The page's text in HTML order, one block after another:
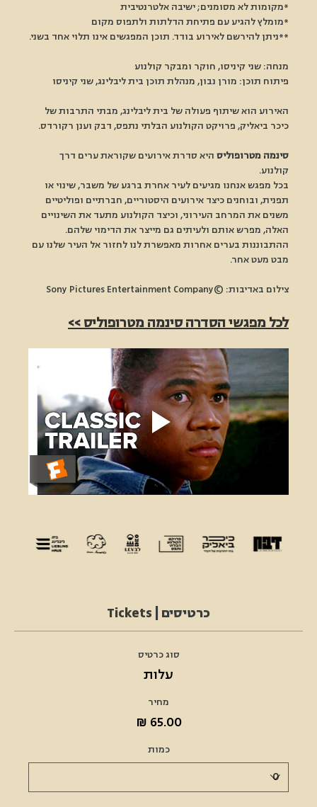
*מקומות לא מסומנים; ישיבה אלטרנטיבית
*מומלץ להגיע עם פתיחת הדלתות ולתפוס מקום
**ניתן להירשם לאירוע בודד. תוכן המפגשים אינו תלוי אחד בשני.
מנחה: שני קיניסו, חוקר ומבקר קולנוע
פיתוח תוכן: מורן נבון, מנהלת תוכן בית ליבלינג, שני קיניסו
האירוע הוא שיתוף פעולה של בית ליבלינג, מבתי התרבות של
כיכר ביאליק, פרויקט הקולנוע הבלתי נתפס, דבק וענן רקורדס.
סינמה מטרופוליס היא סדרת אירועים שקוראת ערים דרך
קולנוע.
בכל מפגש אנחנו מגיעים לעיר אחרת ברגע של משבר, שינוי או
תפנית, ובוחנים כיצד אירועים היסטוריים, חברתיים ופוליטיים
משנים את המרחב העירוני, וכיצד הקולנוע מתעד את השינויים
האלה, מפרש אותם ולעיתים גם מייצר את הדימוי שלהם.
ההתבוננות בערים אחרות מאפשרת לנו לחזור אל העיר שלנו עם
מבט מעט אחר.
צילום באדיבות: ©Sony Pictures Entertainment Company
לכל מפגשי הסדרה סינמה מטרופוליס >>
כרטיסים | Tickets
סוג כרטיס
עלות
מחיר
‏65.00 ‏₪
כמות